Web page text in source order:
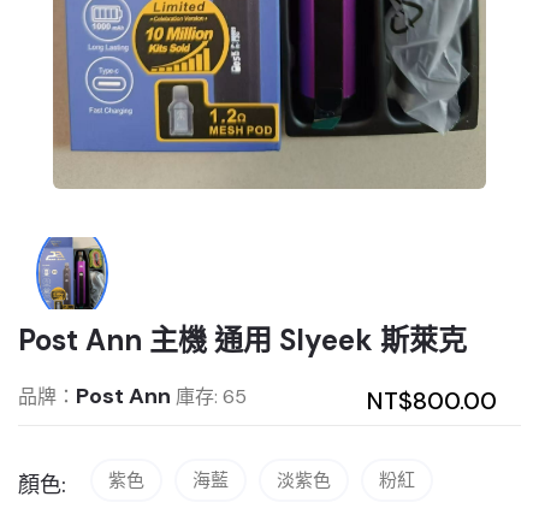
Post Ann 主機 通用 Slyeek 斯萊克
品牌： Post Ann NT$800.00
庫存: 65
顏色: 紫色 海藍 淡紫色 粉紅